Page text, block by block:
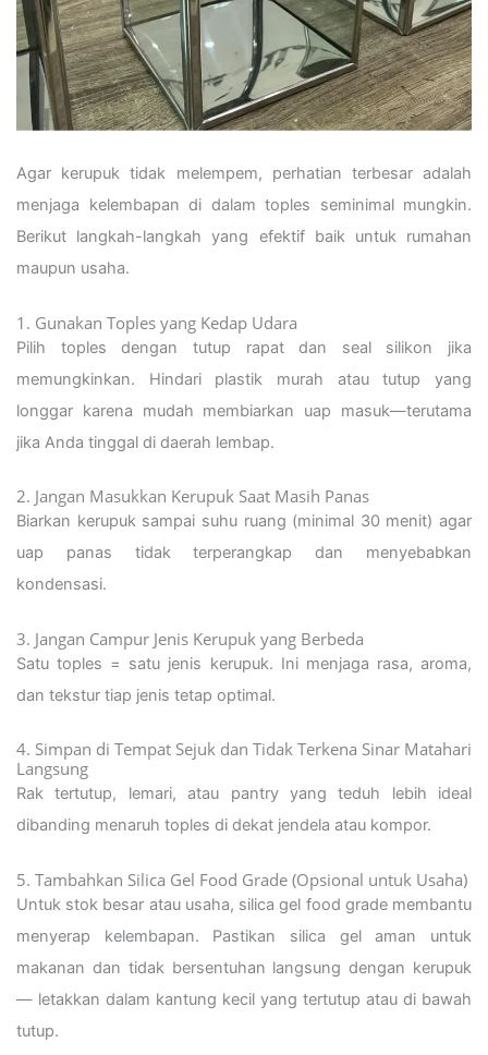
Agar kerupuk tidak melempem, perhatian terbesar adalah
menjaga kelembapan di dalam toples seminimal mungkin.
Berikut langkah-langkah yang efektif baik untuk rumahan
maupun usaha.
1. Gunakan Toples yang Kedap Udara
Pilih toples dengan tutup rapat dan seal silikon jika
memungkinkan. Hindari plastik murah atau tutup yang
longgar karena mudah membiarkan uap masuk—terutama
jika Anda tinggal di daerah lembap.
2. Jangan Masukkan Kerupuk Saat Masih Panas
Biarkan kerupuk sampai suhu ruang (minimal 30 menit) agar
uap panas tidak terperangkap dan menyebabkan
kondensasi.
3. Jangan Campur Jenis Kerupuk yang Berbeda
Satu toples = satu jenis kerupuk. Ini menjaga rasa, aroma,
dan tekstur tiap jenis tetap optimal.
4. Simpan di Tempat Sejuk dan Tidak Terkena Sinar Matahari
Langsung
Rak tertutup, lemari, atau pantry yang teduh lebih ideal
dibanding menaruh toples di dekat jendela atau kompor.
5. Tambahkan Silica Gel Food Grade (Opsional untuk Usaha)
Untuk stok besar atau usaha, silica gel food grade membantu
menyerap kelembapan. Pastikan silica gel aman untuk
makanan dan tidak bersentuhan langsung dengan kerupuk
— letakkan dalam kantung kecil yang tertutup atau di bawah
tutup.